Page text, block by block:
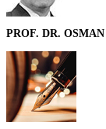
PROF. DR.